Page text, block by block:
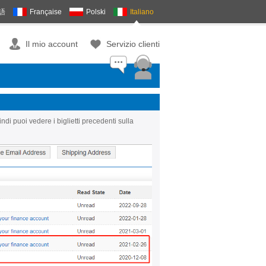
Française Polski Italiano
Il mio account Servizio clienti
puoi vedere i biglietti precedenti sulla